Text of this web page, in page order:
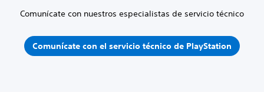
Comunícate con nuestros especialistas de servicio técnico
Comunícate con el servicio técnico de PlayStation